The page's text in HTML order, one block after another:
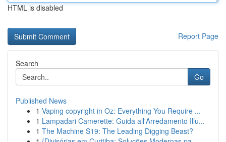
HTML is disabled
Report Page
Search
Go
Published News
1 Vaping copyright in Oz: Everything You Require ...
1 Lampadari Camerette: Guida all'Arredamento Illu...
1 The Machine S19: The Leading Digging Beast?